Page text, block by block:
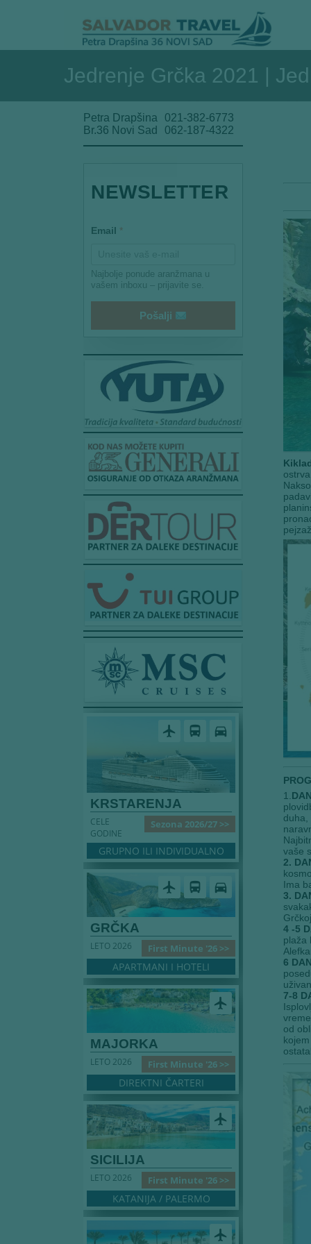
Jedrenje Grčka 2021 |
1.
duha,
vaše
2.
Ima
3.
4 -5
plaža
6
7-8
od
Petra Drapšina
Br.36 Novi Sad
021-382-6773
062-187-4322
NEWSLETTER
Email *
Najbolje ponude aranžmana u
vašem inboxu – prijavite se.
Pošalji
airplanemode_active directions_bus directions_car
KRSTARENJA
Sezona 2026/27 >>
CELE
GODINE
GRUPNO ILI INDIVIDUALNO
airplanemode_active directions_bus directions_car
GRČKA
First Minute '26 >>
LETO 2026
APARTMANI I HOTELI
airplanemode_active
MAJORKA
First Minute '26 >>
LETO 2026
DIREKTNI ČARTERI
airplanemode_active
SICILIJA
First Minute '26 >>
LETO 2026
KATANIJA / PALERMO
airplanemode_active